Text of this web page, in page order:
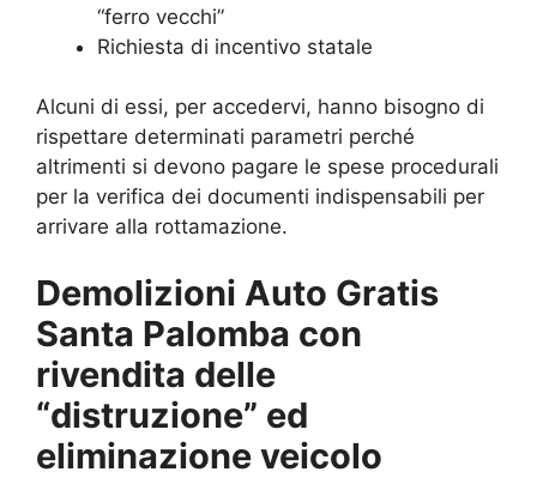
“ferro vecchi”
Richiesta di incentivo statale
Alcuni di essi, per accedervi, hanno bisogno di
rispettare determinati parametri perché
altrimenti si devono pagare le spese procedurali
per la verifica dei documenti indispensabili per
arrivare alla rottamazione.
Demolizioni Auto Gratis
Santa Palomba con
rivendita delle
“distruzione” ed
eliminazione veicolo